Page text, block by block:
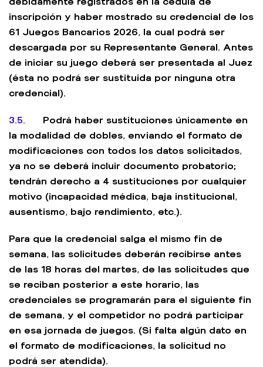
inscripción y haber mostrado su credencial de los
61 Juegos Bancarios 2026, la cual podrá ser
descargada por su Representante General. Antes
de iniciar su juego deberá ser presentada al Juez
(ésta no podrá ser sustituida por ninguna otra
credencial).
3.5. Podrá haber sustituciones únicamente en
la modalidad de dobles, enviando el formato de
modificaciones con todos los datos solicitados,
ya no se deberá incluir documento probatorio;
tendrán derecho a 4 sustituciones por cualquier
motivo (incapacidad médica, baja institucional,
ausentismo, bajo rendimiento, etc.).
Para que la credencial salga el mismo fin de
semana, las solicitudes deberán recibirse antes
de las 18 horas del martes, de las solicitudes que
se reciban posterior a este horario, las
credenciales se programarán para el siguiente fin
de semana, y el competidor no podrá participar
en esa jornada de juegos. (Si falta algún dato en
el formato de modificaciones, la solicitud no
podrá ser atendida).